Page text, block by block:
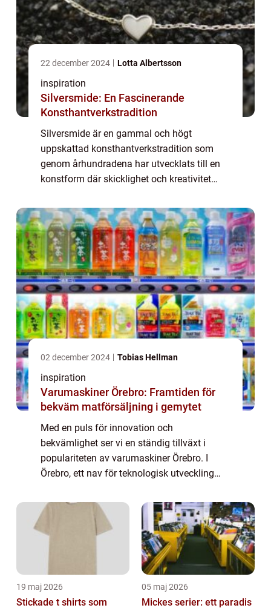
22 december 2024 Lotta Albertsson
inspiration
Silversmide: En Fascinerande
Konsthantverkstradition
Silversmide är en gammal och högt
uppskattad konsthantverkstradition som
genom århundradena har utvecklats till en
konstform där skicklighet och kreativitet
till ...
02 december 2024 Tobias Hellman
inspiration
Varumaskiner Örebro: Framtiden för
bekväm matförsäljning i gemytet
Med en puls för innovation och
bekvämlighet ser vi en ständig tillväxt i
populariteten av varumaskiner Örebro. I
Örebro, ett nav för teknologisk utveckling
blivit en vanli...
19 maj 2026
Stickade t shirts som
05 maj 2026
Mickes serier: ett paradis